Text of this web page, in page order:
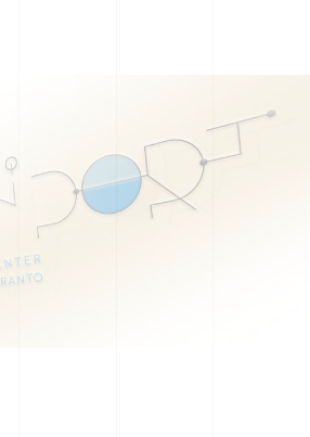
vedere
contenuti e
offerte
personalizzati.